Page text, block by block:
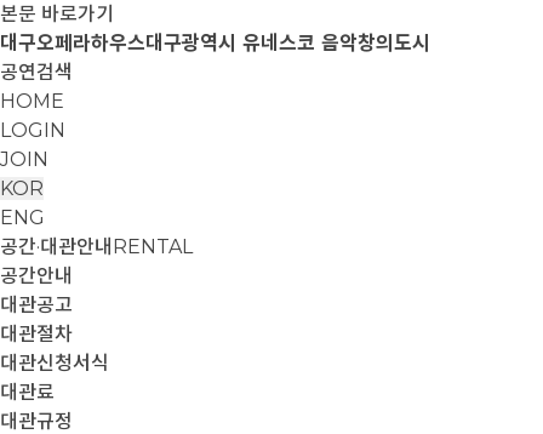
본문 바로가기
대구오페라하우스대구광역시 유네스코 음악창의도시
공연검색
HOME
LOGIN
JOIN
KOR
ENG
공간·대관안내 RENTAL
공간안내
대관공고
대관절차
대관신청서식
대관료
대관규정